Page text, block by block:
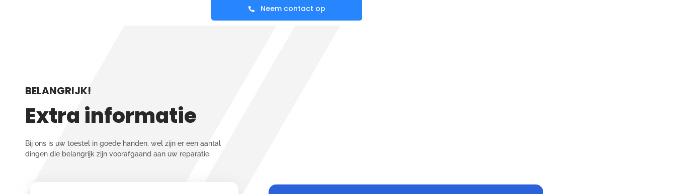
Neem contact op
BELANGRIJK!
Extra informatie
Bij ons is uw toestel in goede handen, wel zijn er een aantal
dingen die belangrijk zijn voorafgaand aan uw reparatie.